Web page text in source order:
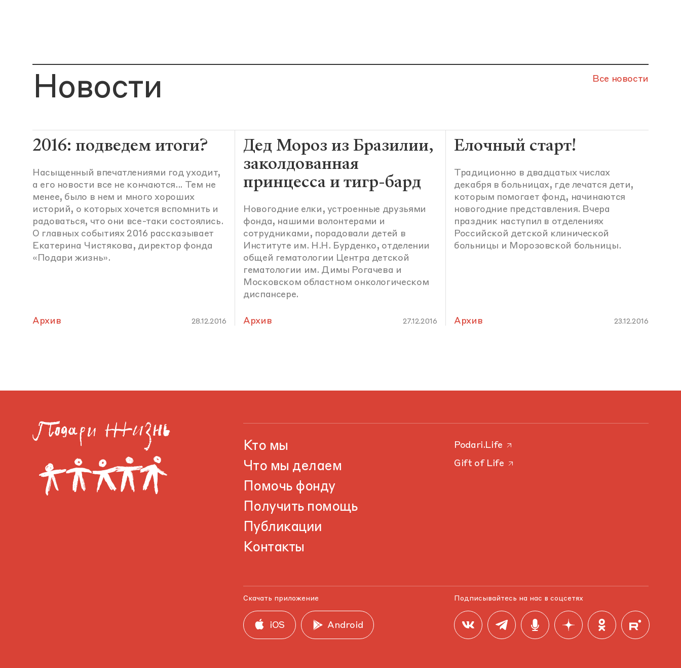
Новости Все новости
2016: подведем итоги?
Насыщенный впечатлениями год уходит,
а его новости все не кончаются... Тем не
менее, было в нем и много хороших
историй, о которых хочется вспомнить и
радоваться, что они все-таки состоялись.
О главных событиях 2016 рассказывает
Екатерина Чистякова, директор фонда
«Подари жизнь».
Архив 28.12.2016
Дед Мороз из Бразилии,
заколдованная
принцесса и тигр-бард
Новогодние елки, устроенные друзьями
фонда, нашими волонтерами и
сотрудниками, порадовали детей в
Институте им. Н.Н. Бурденко, отделении
общей гематологии Центра детской
гематологии им. Димы Рогачева и
Московском областном онкологическом
диспансере.
Архив 27.12.2016
Елочный старт!
Традиционно в двадцатых числах
декабря в больницах, где лечатся дети,
которым помогает фонд, начинаются
новогодние представления. Вчера
праздник наступил в отделениях
Российской детской клинической
больницы и Морозовской больницы.
Архив 23.12.2016
Кто мы
Что мы делаем
Помочь фонду
Получить помощь
Публикации
Контакты
Podari.Life
Gift of Life
Скачать приложение
iOS Android
Подписывайтесь на нас в соцсетях